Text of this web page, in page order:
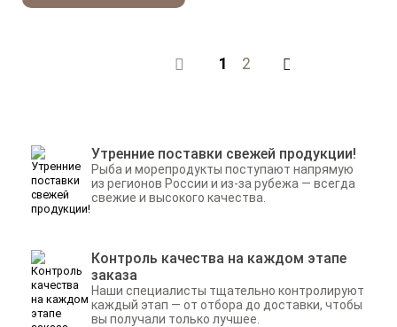
Назад
1 2
Утренние поставки свежей продукции!
Рыба и морепродукты поступают напрямую
из регионов России и из-за рубежа — всегда
свежие и высокого качества.
Контроль качества на каждом этапе
заказа
Наши специалисты тщательно контролируют
каждый этап — от отбора до доставки, чтобы
вы получали только лучшее.